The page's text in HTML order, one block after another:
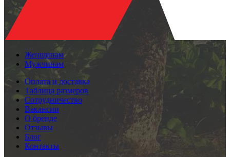
Женщинам
Мужчинам
Оплата и доставка
Таблица размеров
Сотрудничество
Вакансии
О бренде
Отзывы
Блог
Контакты